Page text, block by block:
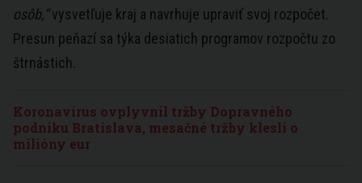
osôb,“vysvetľuje kraj a navrhuje upraviť svoj rozpočet.
Presun peňazí sa týka desiatich programov rozpočtu zo
štrnástich.
Koronavírus ovplyvnil tržby Dopravného
podniku Bratislava, mesačné tržby klesli o
milióny eur